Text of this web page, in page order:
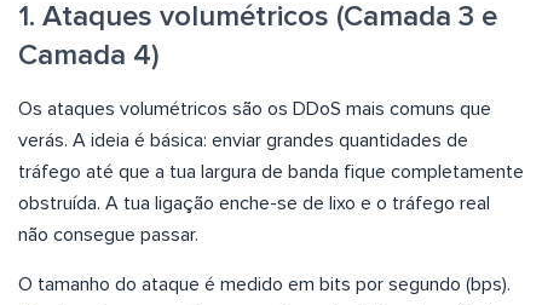
1. Ataques volumétricos (Camada 3 e
Camada 4)
Os ataques volumétricos são os DDoS mais comuns que
verás. A ideia é básica: enviar grandes quantidades de
tráfego até que a tua largura de banda fique completamente
obstruída. A tua ligação enche-se de lixo e o tráfego real
não consegue passar.
O tamanho do ataque é medido em bits por segundo (bps).